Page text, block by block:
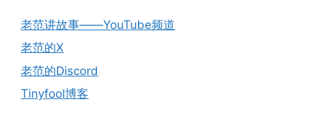
老范讲故事——YouTube频道
老范的X
老范的Discord
Tinyfool博客